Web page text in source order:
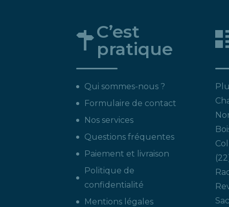
C’est
pratique
Qui sommes-nous ?
Formulaire de contact
Nos services
Questions fréquentes
Paiement et livraison
Politique de
confidentialité
Mentions légales
22